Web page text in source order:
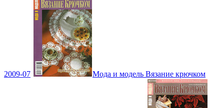
2009-07 Мода и модель Вязание крючком